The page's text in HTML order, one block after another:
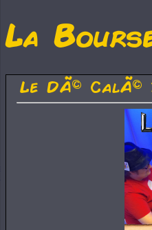
La
Le DÃ© CalÃ©